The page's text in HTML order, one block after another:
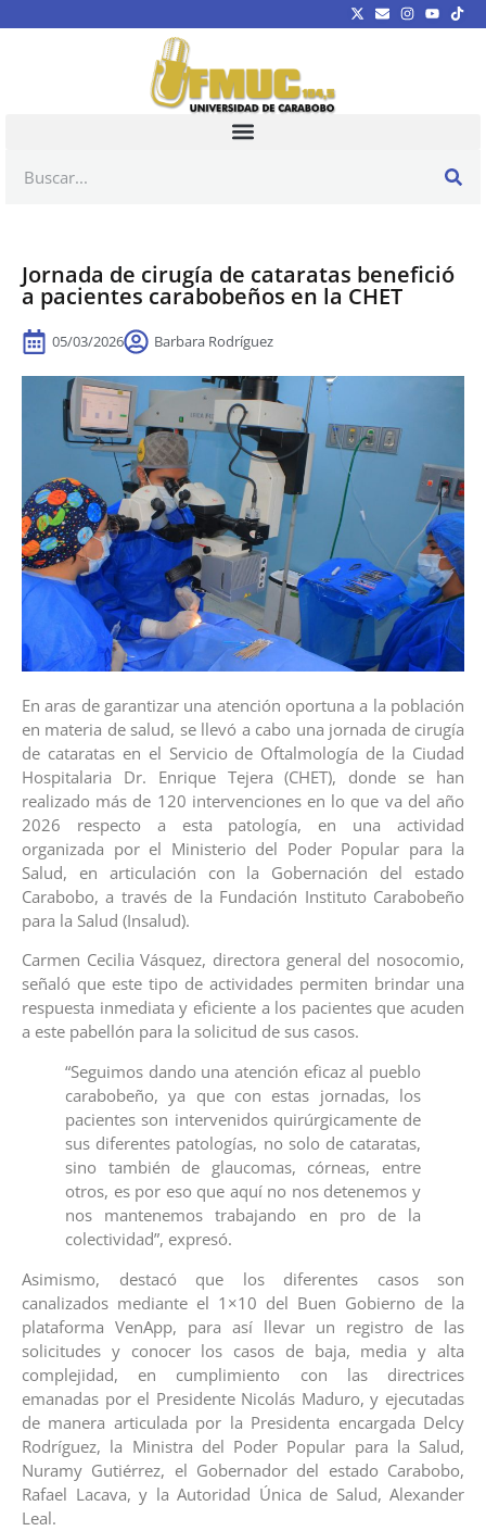
Jornada de cirugía de cataratas benefició
a pacientes carabobeños en la CHET
05/03/2026 Barbara Rodríguez
En aras de garantizar una atención oportuna a la población
en materia de salud, se llevó a cabo una jornada de cirugía
de cataratas en el Servicio de Oftalmología de la Ciudad
Hospitalaria Dr. Enrique Tejera (CHET), donde se han
realizado más de 120 intervenciones en lo que va del año
2026 respecto a esta patología, en una actividad
organizada por el Ministerio del Poder Popular para la
Salud, en articulación con la Gobernación del estado
Carabobo, a través de la Fundación Instituto Carabobeño
para la Salud (Insalud).
Carmen Cecilia Vásquez, directora general del nosocomio,
señaló que este tipo de actividades permiten brindar una
respuesta inmediata y eficiente a los pacientes que acuden
a este pabellón para la solicitud de sus casos.
“Seguimos dando una atención eficaz al pueblo
carabobeño, ya que con estas jornadas, los
pacientes son intervenidos quirúrgicamente de
sus diferentes patologías, no solo de cataratas,
sino también de glaucomas, córneas, entre
otros, es por eso que aquí no nos detenemos y
nos mantenemos trabajando en pro de la
colectividad”, expresó.
Asimismo, destacó que los diferentes casos son
canalizados mediante el 1×10 del Buen Gobierno de la
plataforma VenApp, para así llevar un registro de las
solicitudes y conocer los casos de baja, media y alta
complejidad, en cumplimiento con las directrices
emanadas por el Presidente Nicolás Maduro, y ejecutadas
de manera articulada por la Presidenta encargada Delcy
Rodríguez, la Ministra del Poder Popular para la Salud,
Nuramy Gutiérrez, el Gobernador del estado Carabobo,
Rafael Lacava, y la Autoridad Única de Salud, Alexander
Leal.